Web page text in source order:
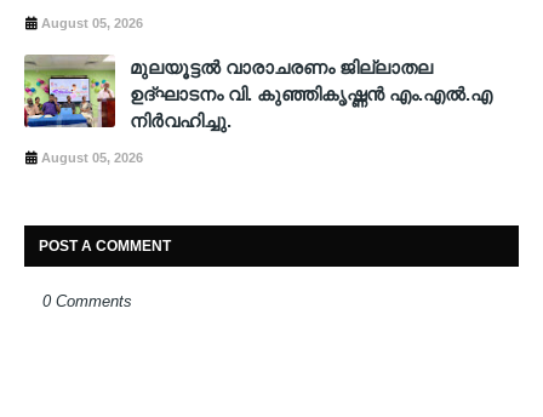
August 05, 2026
മുലയൂട്ടൽ വാരാചരണം ജില്ലാതല
ഉദ്ഘാടനം വി. കുഞ്ഞികൃഷ്ണൻ എം.എൽ.എ
നിർവഹിച്ചു.
August 05, 2026
POST A COMMENT
0 Comments